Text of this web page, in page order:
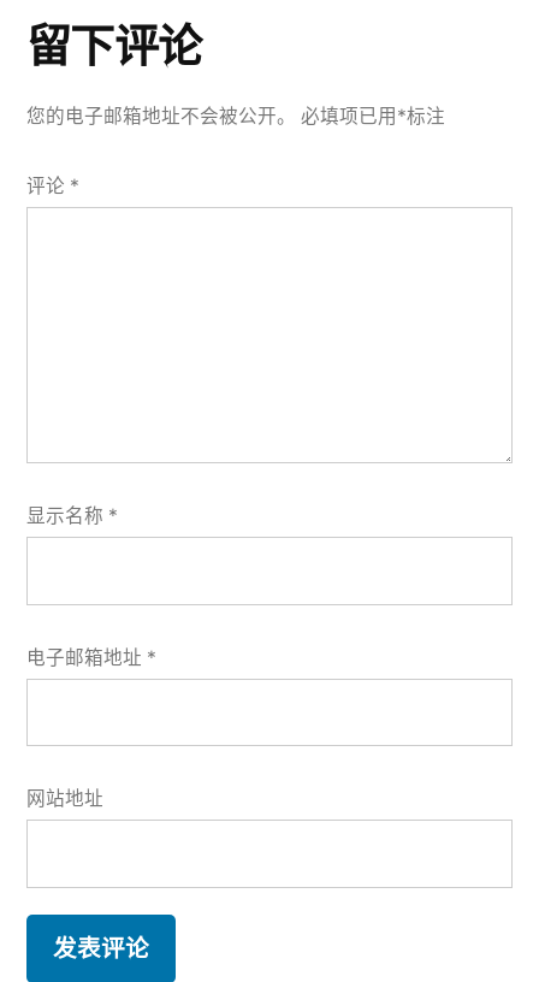
留下评论
您的电子邮箱地址不会被公开。 必填项已用 *标注
评论 *
显示名称 *
电子邮箱地址 *
网站地址